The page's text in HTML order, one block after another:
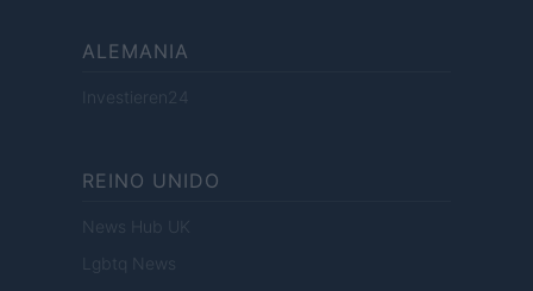
ALEMANIA
Investieren24
REINO UNIDO
News Hub UK
Lgbtq News